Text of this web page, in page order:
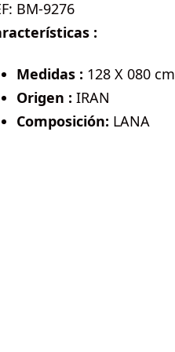
BM-9276
:
Medidas : 128 X 080 cm
Origen : IRAN
Composición: LANA